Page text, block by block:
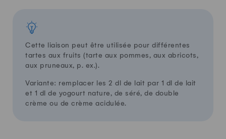
Cette liaison peut être utilisée pour différentes
tartes aux fruits (tarte aux pommes, aux abricots,
aux pruneaux, p. ex.).
Variante: remplacer les 2 dl de lait par 1 dl de lait
et 1 dl de yogourt nature, de séré, de double
crème ou de crème acidulée.